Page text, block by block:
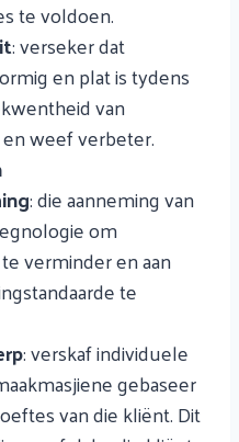
te voldoen.
: verseker dat
en plat is tydens
van
weef verbeter.
: die aanneming van
om
verminder en aan
te
: verskaf individuele
gebaseer
van die kliënt. Dit